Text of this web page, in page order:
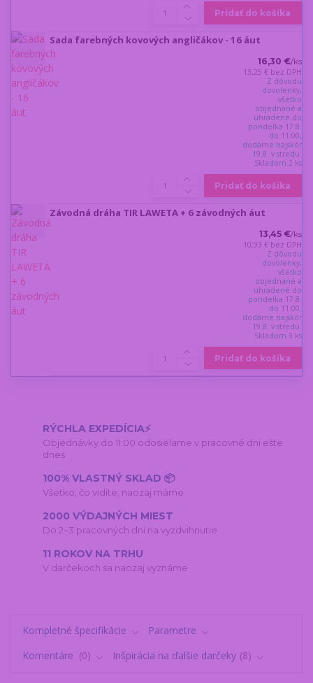
Pridať do košíka
Sada farebných kovových angličákov - 16 áut
16,30 €/ks
13,25 € bez DPH
Z dôvodu
dovolenky,
všetko
objednané a
uhradené do
pondelka 17.8.
do 11:00,
dodáme najskôr
19.8. v stredu.
Skladom 2 ks
Pridať do košíka
Závodná dráha TIR LAWETA + 6 závodných áut
13,45 €/ks
10,93 € bez DPH
Z dôvodu
dovolenky,
všetko
objednané a
uhradené do
pondelka 17.8.
do 11:00,
dodáme najskôr
19.8. v stredu.
Skladom 3 ks
Pridať do košíka
RÝCHLA EXPEDÍCIA⚡
Objednávky do 11:00 odosielame v pracovné dni ešte
dnes
100% VLASTNÝ SKLAD 📦
Všetko, čo vidíte, naozaj máme
2000 VÝDAJNÝCH MIEST
Do 2–3 pracovných dní na vyzdvihnutie
11 ROKOV NA TRHU
V darčekoch sa naozaj vyznáme
Kompletné špecifikácie
Parametre
Komentáre
0 Inšpirácia na ďalšie darčeky 8